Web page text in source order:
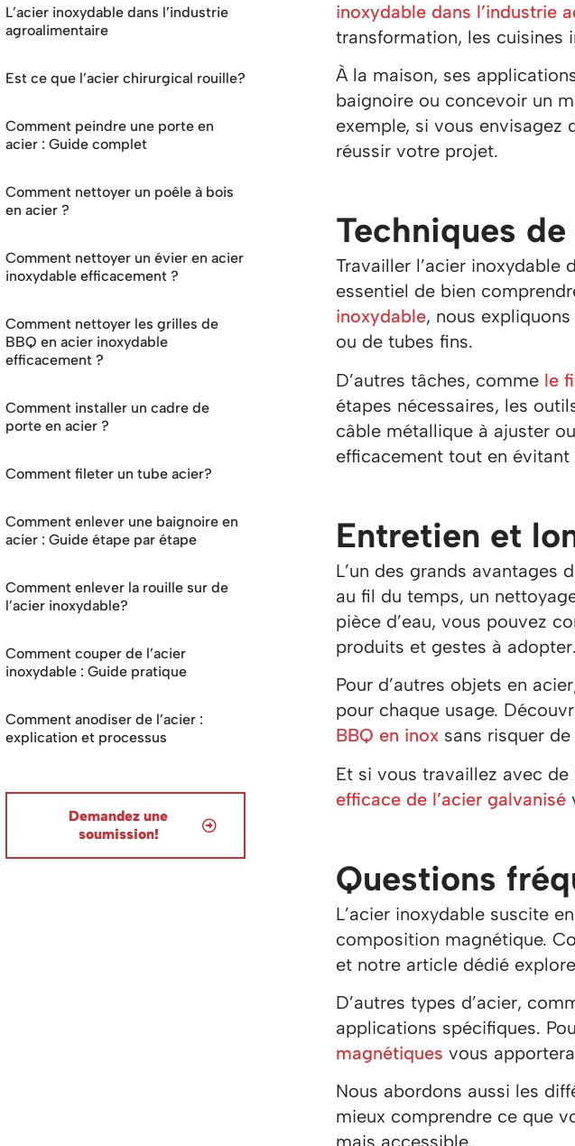
L’acier inoxydable dans l’industrie
agroalimentaire
Est ce que l’acier chirurgical rouille?
Comment peindre une porte en
acier : Guide complet
Comment nettoyer un poêle à bois
en acier ?
Comment nettoyer un évier en acier
inoxydable efficacement ?
Comment nettoyer les grilles de
BBQ en acier inoxydable
efficacement ?
Comment installer un cadre de
porte en acier ?
Comment fileter un tube acier?
Comment enlever une baignoire en
acier : Guide étape par étape
Comment enlever la rouille sur de
l’acier inoxydable?
Comment couper de l’acier
inoxydable : Guide pratique
Comment anodiser de l’acier :
explication et processus
Demandez une
soumission!
inoxydable dans l’industrie
transformation, les cuisines
À la maison, ses
baignoire ou concevoir un
exemple, si vous envisagez
réussir votre projet.
Techniques
Travailler l’acier
essentiel de bien
inoxydable, nous
ou de tubes fins.
D’autres tâches, comme le
étapes nécessaires, les
câble métallique à ajuster
efficacement tout en évitant
Entretien et
L’un des grands avantages
au fil du temps, un
pièce d’eau, vous pouvez
produits et gestes à adopter.
Pour d’autres objets en
pour chaque usage.
BBQ en inox sans risquer
Et si vous travaillez avec
efficace de l’acier galvanisé
Questions
L’acier inoxydable suscite
composition magnétique.
et notre article dédié
D’autres types d’acier,
applications spécifiques.
magnétiques vous
Nous abordons aussi les
mieux comprendre ce que